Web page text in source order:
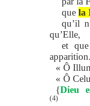
que la
qu’il
qu’Elle,
et
« Ô
« Ô
{Dieu
(4)